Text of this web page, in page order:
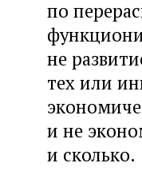
по
не
тех или
и не
и сколько.